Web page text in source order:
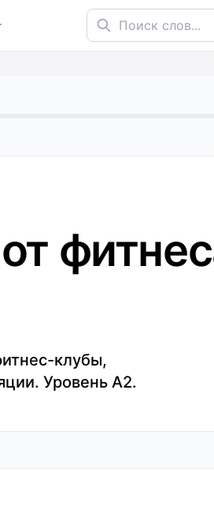
Поиск слов...
клубы,
Уровень A2.